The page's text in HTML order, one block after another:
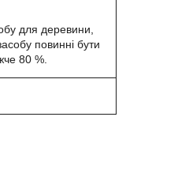
для деревини,
повинні бути
80 %.